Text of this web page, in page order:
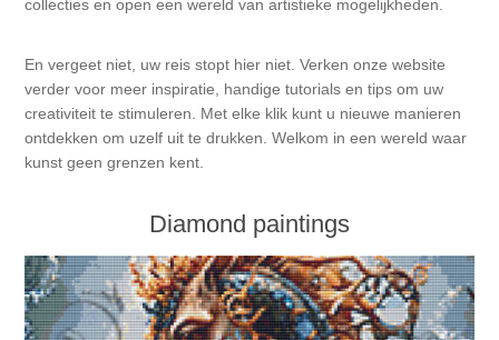
collecties en open een wereld van artistieke mogelijkheden.
En vergeet niet, uw reis stopt hier niet. Verken onze website
verder voor meer inspiratie, handige tutorials en tips om uw
creativiteit te stimuleren. Met elke klik kunt u nieuwe manieren
ontdekken om uzelf uit te drukken. Welkom in een wereld waar
kunst geen grenzen kent.
Diamond paintings